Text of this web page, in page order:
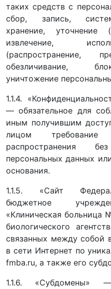
таких средств с
сбор, запись,
хранение, уточнение
извлечение,
(распространение,
обезличивание,
уничтожение
1.1.4.
— обязательное для
иным получившим
лицом
распространения
персональных данных
основания.
1.1.5. «Сайт
бюджетное
«Клиническая
биологического
связанных между собой
в сети Интернет по
fmba.ru, а также его
1.1.6.